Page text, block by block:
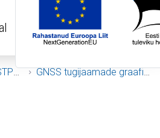
GNSS tugijaamade graafikud